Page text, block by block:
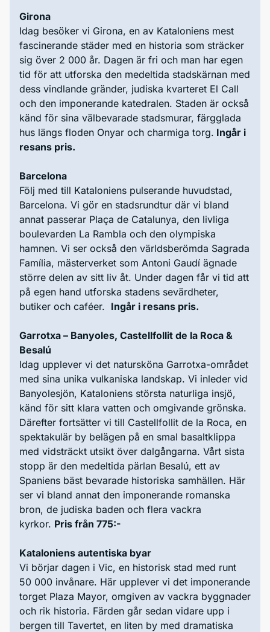
Girona
Idag besöker vi Girona, en av Kataloniens mest
fascinerande städer med en historia som sträcker
sig över 2 000 år. Dagen är fri och man har egen
tid för att utforska den medeltida stadskärnan med
dess vindlande gränder, judiska kvarteret El Call
och den imponerande katedralen. Staden är också
känd för sina välbevarade stadsmurar, färgglada
hus längs floden Onyar och charmiga torg. Ingår i
resans pris.
Barcelona
Följ med till Kataloniens pulserande huvudstad,
Barcelona. Vi gör en stadsrundtur där vi bland
annat passerar Plaça de Catalunya, den livliga
boulevarden La Rambla och den olympiska
hamnen. Vi ser också den världsberömda Sagrada
Família, mästerverket som Antoni Gaudí ägnade
större delen av sitt liv åt. Under dagen får vi tid att
på egen hand utforska stadens sevärdheter,
butiker och caféer. Ingår i resans pris.
Garrotxa – Banyoles, Castellfollit de la Roca &
Besalú
Idag upplever vi det natursköna Garrotxa-området
med sina unika vulkaniska landskap. Vi inleder vid
Banyolesjön, Kataloniens största naturliga insjö,
känd för sitt klara vatten och omgivande grönska.
Därefter fortsätter vi till Castellfollit de la Roca, en
spektakulär by belägen på en smal basaltklippa
med vidsträckt utsikt över dalgångarna. Vårt sista
stopp är den medeltida pärlan Besalú, ett av
Spaniens bäst bevarade historiska samhällen. Här
ser vi bland annat den imponerande romanska
bron, de judiska baden och flera vackra
kyrkor. Pris från 775:-
Kataloniens autentiska byar
Vi börjar dagen i Vic, en historisk stad med runt
50 000 invånare. Här upplever vi det imponerande
torget Plaza Mayor, omgiven av vackra byggnader
och rik historia. Färden går sedan vidare upp i
bergen till Tavertet, en liten by med dramatiska